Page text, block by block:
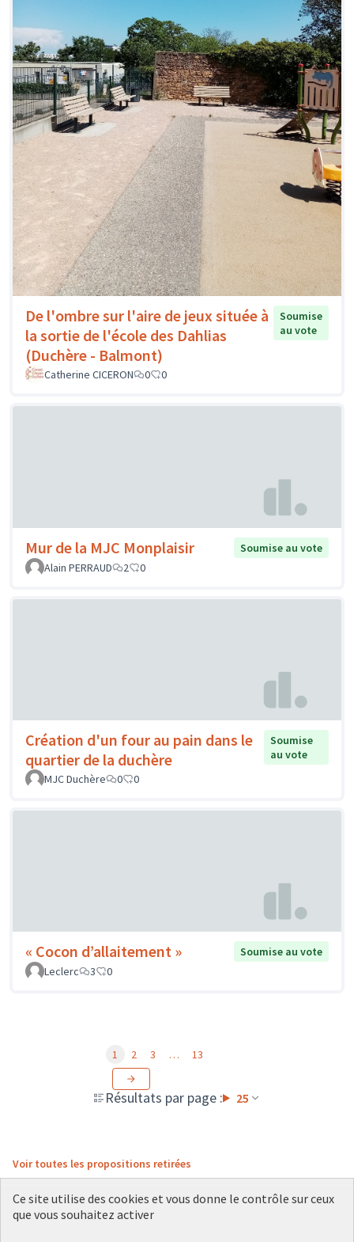
De l'ombre sur l'aire de jeux située à
la sortie de l'école des Dahlias
(Duchère - Balmont)
Soumise
au vote
Catherine CICERON 0 0
Mur de la MJC Monplaisir
Soumise au vote
Alain PERRAUD
2 0
Création d'un four au pain dans le
quartier de la duchère
Soumise
au vote
MJC Duchère
0 0
« Cocon d’allaitement »
Soumise au vote
Leclerc
3 0
Résultats par page : 25
1 2 3 … 13
Voir toutes les propositions retirées
Ce site utilise des cookies et vous donne le contrôle sur ceux
que vous souhaitez activer